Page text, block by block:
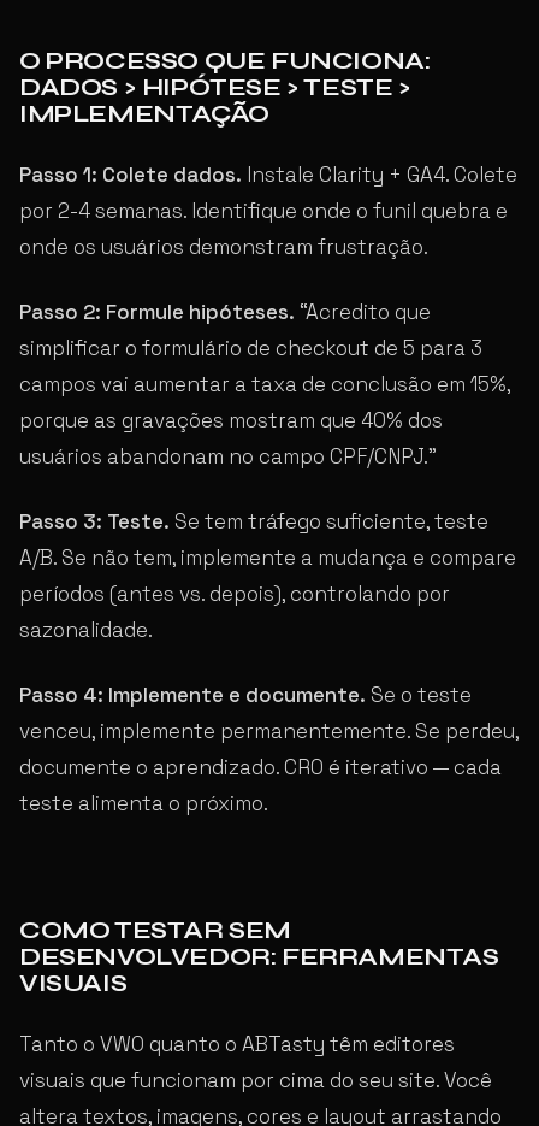
O PROCESSO QUE FUNCIONA:
DADOS > HIPÓTESE > TESTE >
IMPLEMENTAÇÃO
Passo 1: Colete dados. Instale Clarity + GA4. Colete
por 2-4 semanas. Identifique onde o funil quebra e
onde os usuários demonstram frustração.
Passo 2: Formule hipóteses. “Acredito que
simplificar o formulário de checkout de 5 para 3
campos vai aumentar a taxa de conclusão em 15%,
porque as gravações mostram que 40% dos
usuários abandonam no campo CPF/CNPJ.”
Passo 3: Teste. Se tem tráfego suficiente, teste
A/B. Se não tem, implemente a mudança e compare
períodos (antes vs. depois), controlando por
sazonalidade.
Passo 4: Implemente e documente. Se o teste
venceu, implemente permanentemente. Se perdeu,
documente o aprendizado. CRO é iterativo — cada
teste alimenta o próximo.
COMO TESTAR SEM
DESENVOLVEDOR: FERRAMENTAS
VISUAIS
Tanto o VWO quanto o ABTasty têm editores
visuais que funcionam por cima do seu site. Você
altera textos, imagens, cores e layout arrastando